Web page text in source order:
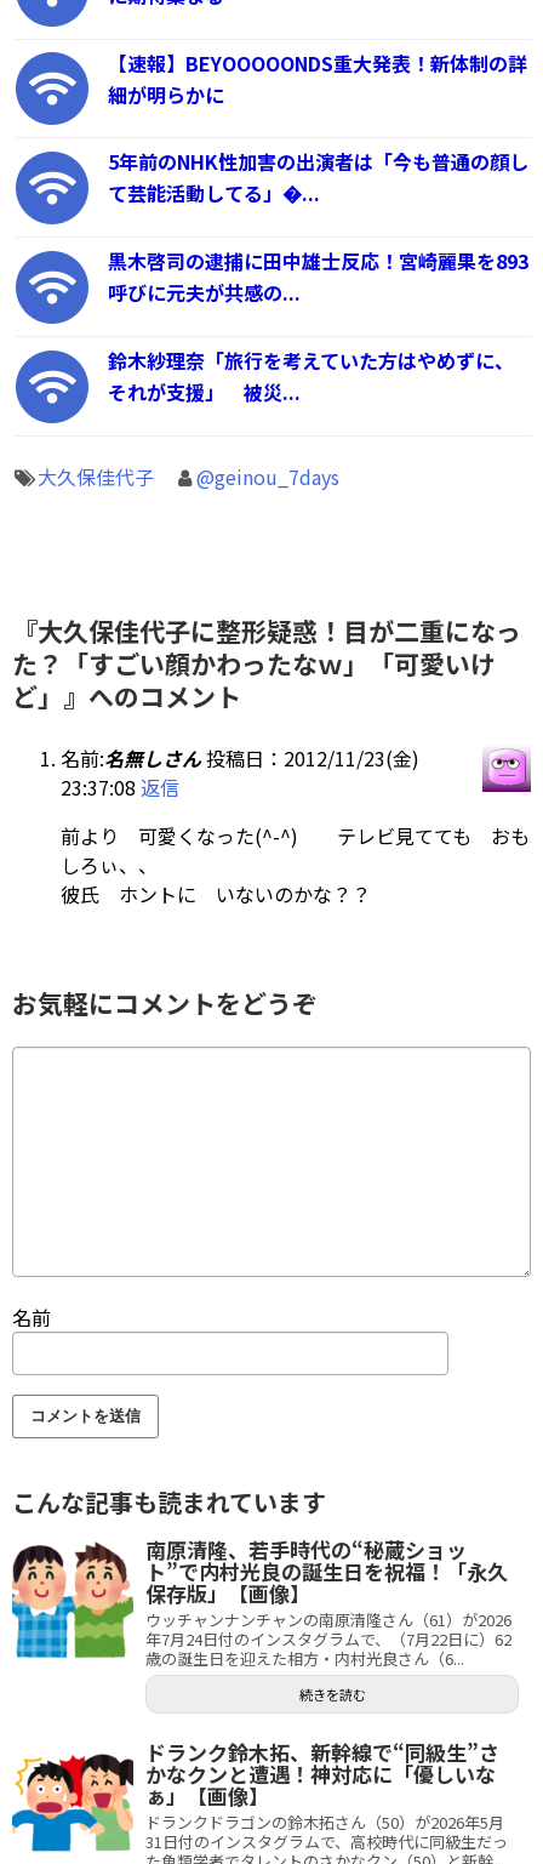
【速報】BEYOOOOONDS重大発表！新体制の詳
細が明らかに
5年前のNHK性加害の出演者は「今も普通の顔し
て芸能活動してる」�...
黒木啓司の逮捕に田中雄士反応！宮崎麗果を893
呼びに元夫が共感の...
鈴木紗理奈「旅行を考えていた方はやめずに、
それが支援」 被災...
大久保佳代子 @geinou_7days
『大久保佳代子に整形疑惑！目が二重になっ
た？「すごい顔かわったなｗ」「可愛いけ
ど」』へのコメント
名前:名無しさん投稿日：2012/11/23(金)
23:37:08 返信
前より 可愛くなった(^-^) テレビ見てても おも
しろぃ、、
彼氏 ホントに いないのかな？？
お気軽にコメントをどうぞ
名前
こんな記事も読まれています
南原清隆、若手時代の“秘蔵ショッ
ト”で内村光良の誕生日を祝福！「永久
保存版」【画像】
ウッチャンナンチャンの南原清隆さん（61）が2026
年7月24日付のインスタグラムで、（7月22日に）62
歳の誕生日を迎えた相方・内村光良さん（6...
続きを読む
ドランク鈴木拓、新幹線で“同級生”さ
かなクンと遭遇！神対応に「優しいな
ぁ」【画像】
ドランクドラゴンの鈴木拓さん（50）が2026年5月
31日付のインスタグラムで、高校時代に同級生だっ